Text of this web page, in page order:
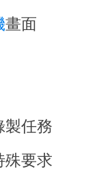
畫面
製任務
殊要求